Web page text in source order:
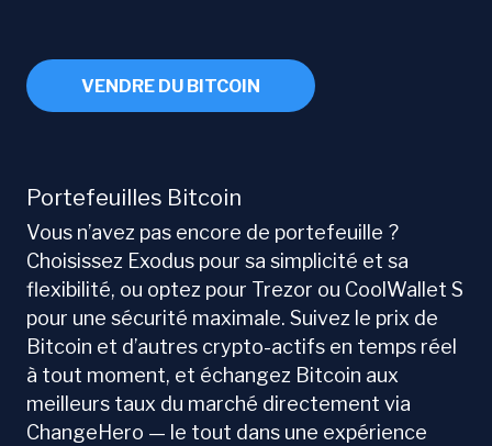
VENDRE DU BITCOIN
Portefeuilles Bitcoin
Vous n’avez pas encore de portefeuille ?
Choisissez Exodus pour sa simplicité et sa
flexibilité, ou optez pour Trezor ou CoolWallet S
pour une sécurité maximale. Suivez le prix de
Bitcoin et d’autres crypto-actifs en temps réel
à tout moment, et échangez Bitcoin aux
meilleurs taux du marché directement via
ChangeHero — le tout dans une expérience